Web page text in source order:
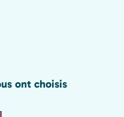
ont choisis